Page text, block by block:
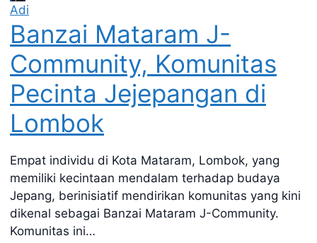
Adi
Banzai Mataram J-
Community, Komunitas
Pecinta Jejepangan di
Lombok
Empat individu di Kota Mataram, Lombok, yang
memiliki kecintaan mendalam terhadap budaya
Jepang, berinisiatif mendirikan komunitas yang kini
dikenal sebagai Banzai Mataram J-Community.
Komunitas ini…